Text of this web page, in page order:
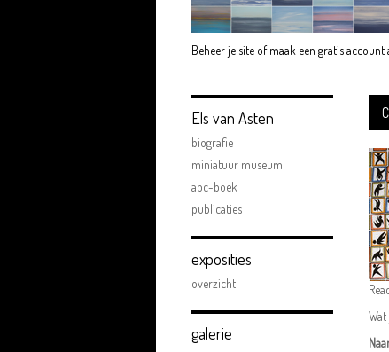
Beheer je site ofmaak een gratis account
Els van Asten
biografie
miniatuur museum
abc-boek
publicaties
exposities
overzicht
galerie